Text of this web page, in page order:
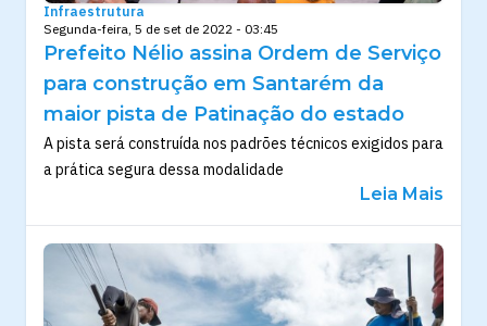
Infraestrutura
Segunda-feira, 5 de set de 2022 - 03:45
Prefeito Nélio assina Ordem de Serviço
para construção em Santarém da
maior pista de Patinação do estado
A pista será construída nos padrões técnicos exigidos para
a prática segura dessa modalidade
Leia Mais